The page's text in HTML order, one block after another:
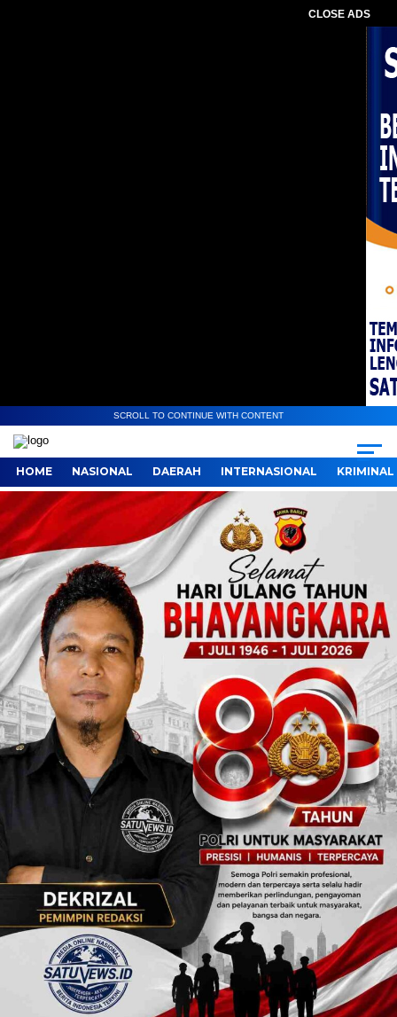
CLOSE ADS
SCROLL TO CONTINUE WITH CONTENT
HOME NASIONAL DAERAH INTERNASIONAL KRIMINAL